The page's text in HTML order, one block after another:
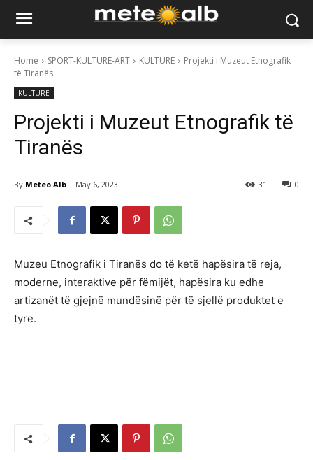
Home SPORT-KULTURE-ART KULTURE
Projekti i Muzeut Etnografik
të Tiranës
KULTURE
Projekti i Muzeut Etnografik të
Tiranës
By Meteo Alb May 6, 2023 0
31
Muzeu Etnografik i Tiranës do të ketë hapësira të reja,
moderne, interaktive për fëmijët, hapësira ku edhe
artizanët të gjejnë mundësinë për të sjellë produktet e
tyre.